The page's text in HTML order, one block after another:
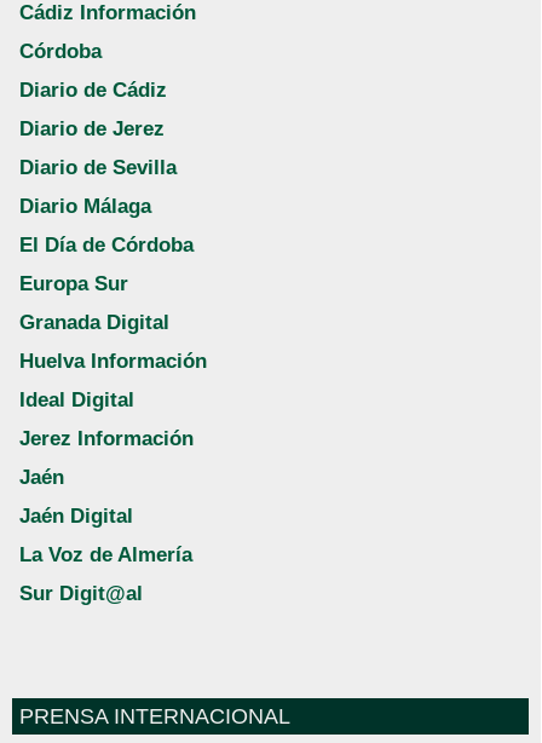
Cádiz Información
Córdoba
Diario de Cádiz
Diario de Jerez
Diario de Sevilla
Diario Málaga
El Día de Córdoba
Europa Sur
Granada Digital
Huelva Información
Ideal Digital
Jerez Información
Jaén
Jaén Digital
La Voz de Almería
Sur Digit@al
PRENSA INTERNACIONAL